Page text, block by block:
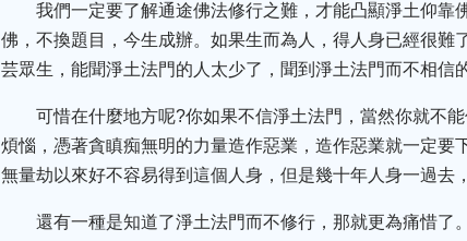
我們一定要了解通途佛法修行之難，才能凸顯淨土仰
佛，不換題目，今生成辦。如果生而為人，得人身已經很
芸眾生，能聞淨土法門的人太少了，聞到淨土法門而不相信
可惜在什麼地方呢?你如果不信淨土法門，當然你就不
煩惱，憑著貪瞋痴無明的力量造作惡業，造作惡業就一定
無量劫以來好不容易得到這個人身，但是幾十年人身一過去
還有一種是知道了淨土法門而不修行，那就更為痛惜